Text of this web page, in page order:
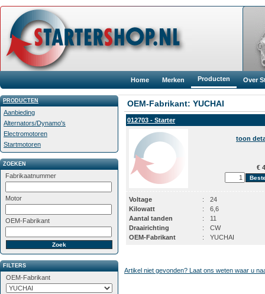
Home Merken Producten Over
PRODUCTEN
Aanbieding
Alternators/Dynamo's
Electromotoren
Startmotoren
ZOEKEN
Fabrikaatnummer
Motor
OEM-Fabrikant
FILTERS
OEM-Fabrikant
OEM-Fabrikant: YUCHAI
012703 - Starter
toon
€
Voltage :
24
Kilowatt
:
6,6
Aantal tanden
:
11
Draairichting
:
CW
OEM-Fabrikant
: YUCHAI
Artikel niet gevonden? Laat ons weten waar u